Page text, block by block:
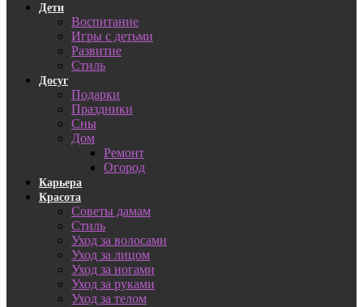
Дети
Воспитание
Игры с детьми
Развитие
Стиль
Досуг
Подарки
Праздники
Сны
Дом
Ремонт
Огород
Карьера
Красота
Советы дамам
Стиль
Уход за волосами
Уход за лицом
Уход за ногами
Уход за руками
Уход за телом